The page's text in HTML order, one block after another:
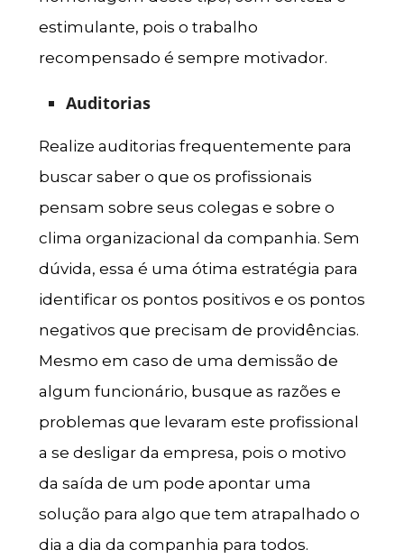
estimulante, pois o trabalho
recompensado é sempre motivador.
Auditorias
Realize auditorias frequentemente para
buscar saber o que os profissionais
pensam sobre seus colegas e sobre o
clima organizacional da companhia. Sem
dúvida, essa é uma ótima estratégia para
identificar os pontos positivos e os pontos
negativos que precisam de providências.
Mesmo em caso de uma demissão de
algum funcionário, busque as razões e
problemas que levaram este profissional
a se desligar da empresa, pois o motivo
da saída de um pode apontar uma
solução para algo que tem atrapalhado o
dia a dia da companhia para todos.